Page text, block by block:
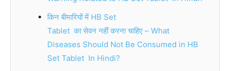
किन बीमारियों में HB Set
Tablet का सेवन नहीं करना चाहिए – What
Diseases Should Not Be Consumed in HB
Set Tablet In Hindi?